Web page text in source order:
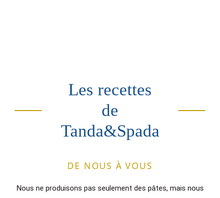
Les recettes
de
Tanda&Spada
DE NOUS À VOUS
Nous ne produisons pas seulement des pâtes, mais nous